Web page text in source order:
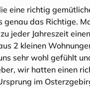
eine richtig
das Richtige.
jeder Jahreszeit
2 kleinen
sehr wohl gefühlt
wir hatten einen
im